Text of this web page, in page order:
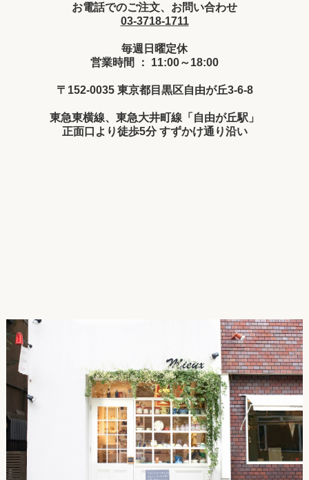
お電話でのご注文、お問い合わせ
03-3718-1711
毎週日曜定休
営業時間 ： 11:00～18:00
〒152-0035 東京都目黒区自由が丘3-6-8
東急東横線、東急大井町線「自由が丘駅」
正面口より徒歩5分 すずかけ通り沿い